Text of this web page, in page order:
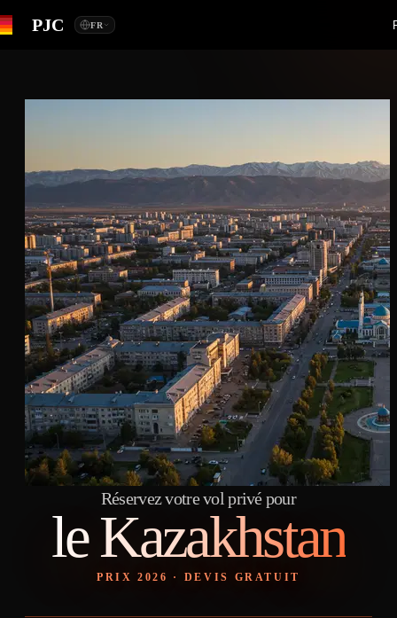
PJC FR
Réservez votre vol privé pour
le Kazakhstan
PRIX 2026 · DEVIS GRATUIT